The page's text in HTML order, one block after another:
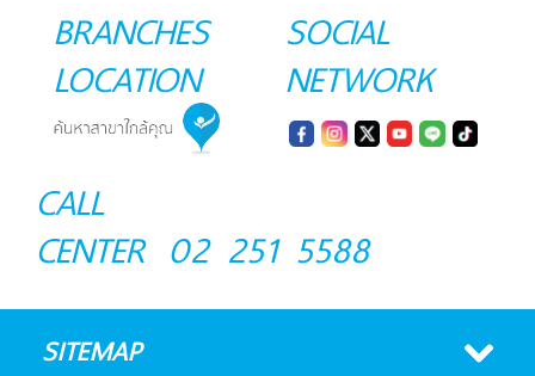
BRANCHES
LOCATION
SOCIAL
NETWORK
CALL
CENTER 02 251 5588
SITEMAP